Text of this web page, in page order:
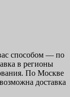
способом — по
в регионы
По Москве
доставка